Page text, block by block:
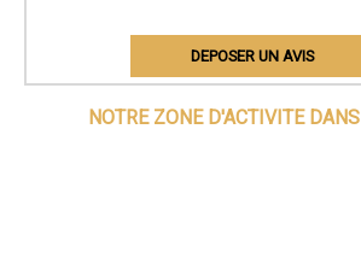
DEPOSER UN AVIS
NOTRE ZONE D'ACTIVITE DANS